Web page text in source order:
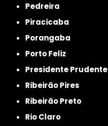
Pedreira
Piracicaba
Porangaba
Porto Feliz
Presidente Prudente
Ribeirão Pires
Ribeirão Preto
Rio Claro